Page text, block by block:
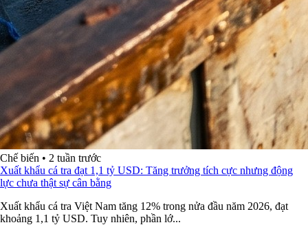
Chế biến • 2 tuần trước
Xuất khẩu cá tra đạt 1,1 tỷ USD: Tăng trưởng tích cực nhưng động
lực chưa thật sự cân bằng
Xuất khẩu cá tra Việt Nam tăng 12% trong nửa đầu năm 2026, đạt
khoảng 1,1 tỷ USD. Tuy nhiên, phần lớ...